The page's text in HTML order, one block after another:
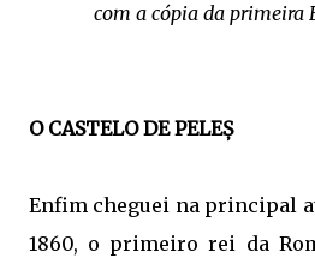
com a cópia da primeira
O CASTELO DE PELEȘ
Enfim cheguei na principal
1860, o primeiro rei da